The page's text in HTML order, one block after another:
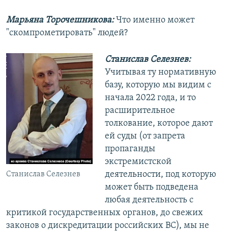
Марьяна Торочешникова:Что именно может
"скомпрометировать" людей?
Станислав Селезнев
Станислав Селезнев:
Учитывая ту нормативную
базу, которую мы видим с
начала 2022 года, и то
расширительное
толкование, которое дают
ей суды (от запрета
пропаганды
экстремистской
деятельности, под которую
может быть подведена
любая деятельность с
критикой государственных органов, до свежих
законов о дискредитации российских ВС), мы не